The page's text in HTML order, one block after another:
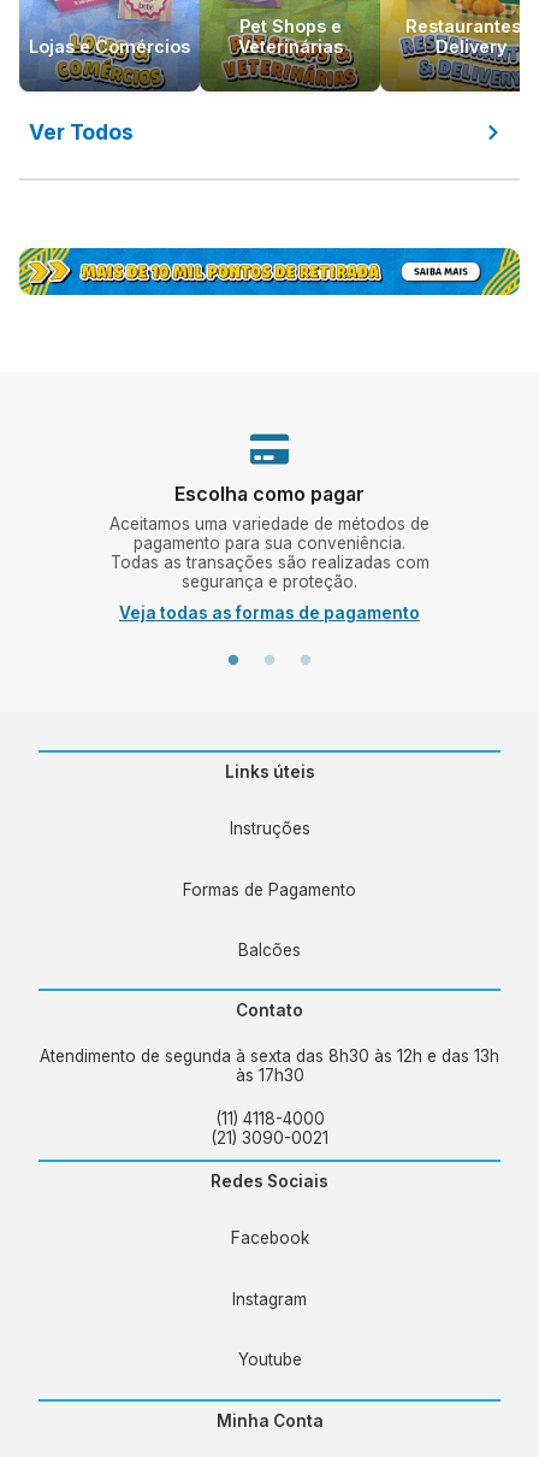
Lojas e Comércios
Pet Shops e
Veterinárias
Restaurantes e
Delivery
Ver Todos
Escolha como pagar
Aceitamos uma variedade de métodos de
pagamento para sua conveniência.
Todas as transações são realizadas com
segurança e proteção.
Veja todas as formas de pagamento
Links úteis
Instruções
Formas de Pagamento
Balcões
Contato
Atendimento de segunda à sexta das 8h30 às 12h e das 13h
às 17h30
(11) 4118-4000
(21) 3090-0021
Redes Sociais
Facebook
Instagram
Youtube
Minha Conta